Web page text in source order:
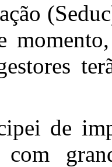
de
com